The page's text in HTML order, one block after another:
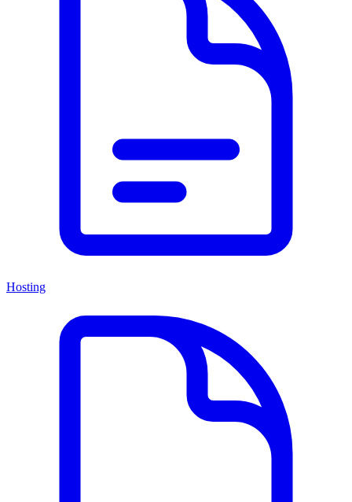
Hosting